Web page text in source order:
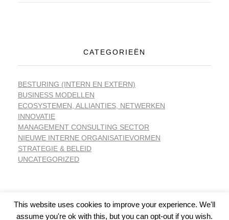
CATEGORIEËN
BESTURING (INTERN EN EXTERN)
BUSINESS MODELLEN
ECOSYSTEMEN, ALLIANTIES, NETWERKEN
INNOVATIE
MANAGEMENT CONSULTING SECTOR
NIEUWE INTERNE ORGANISATIEVORMEN
STRATEGIE & BELEID
UNCATEGORIZED
© 2026 Organizational Revolution.
This website uses cookies to improve your experience. We'll
assume you're ok with this, but you can opt-out if you wish.